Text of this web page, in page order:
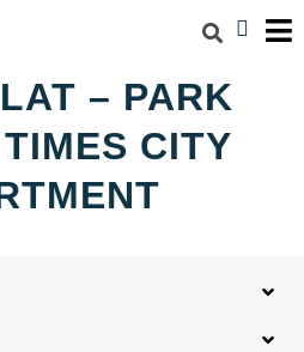
– PARK
CITY